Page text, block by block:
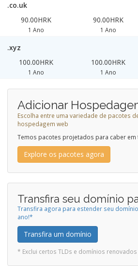
.co.uk
90.00HRK
1 Ano
90.00HRK
1 Ano
.xyz
100.00HRK
1 Ano
100.00HRK
1 Ano
Adicionar
Escolha entre uma variedade de pacotes
hospedagem web
Temos pacotes projetados para caber
Explore os pacotes agora
Transfira seu domínio
Transfira agora para estender seu
ano!*
Transfira um domínio
* Exclui certos TLDs e domínios